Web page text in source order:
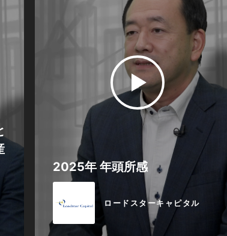
ロードスターキャピタル
2025年 年頭所感